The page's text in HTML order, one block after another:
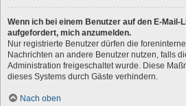
Wenn ich bei einem Benutzer auf den E-Mail-
aufgefordert, mich anzumelden.
Nur registrierte Benutzer dürfen die
Nachrichten an andere Benutzer nutzen, falls
Administration freigeschaltet wurde. Diese
dieses Systems durch Gäste verhindern.
Nach oben